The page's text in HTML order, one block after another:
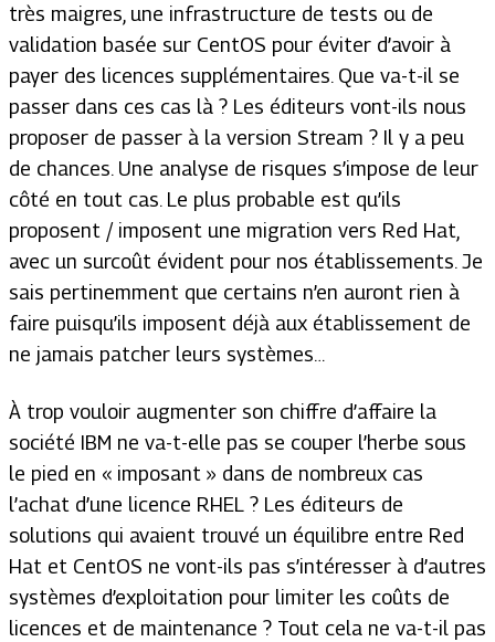
très maigres, une infrastructure de tests ou de
validation basée sur CentOS pour éviter d’avoir à
payer des licences supplémentaires. Que va-t-il se
passer dans ces cas là ? Les éditeurs vont-ils nous
proposer de passer à la version Stream ? Il y a peu
de chances. Une analyse de risques s’impose de leur
côté en tout cas. Le plus probable est qu’ils
proposent / imposent une migration vers Red Hat,
avec un surcoût évident pour nos établissements. Je
sais pertinemment que certains n’en auront rien à
faire puisqu’ils imposent déjà aux établissement de
ne jamais patcher leurs systèmes…
À trop vouloir augmenter son chiffre d’affaire la
société IBM ne va-t-elle pas se couper l’herbe sous
le pied en « imposant » dans de nombreux cas
l’achat d’une licence RHEL ? Les éditeurs de
solutions qui avaient trouvé un équilibre entre Red
Hat et CentOS ne vont-ils pas s’intéresser à d’autres
systèmes d’exploitation pour limiter les coûts de
licences et de maintenance ? Tout cela ne va-t-il pas